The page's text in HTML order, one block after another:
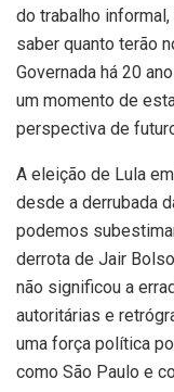
do trabalho
saber quanto terão
Governada há 20
um momento de
perspectiva de
A eleição de Lula
desde a derrubada
podemos
derrota de Jair
não significou a
autoritárias e
uma força política
como São Paulo e